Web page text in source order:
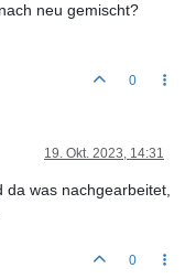
neu gemischt?
0
19. Okt. 2023, 14:31
was nachgearbeitet,
0